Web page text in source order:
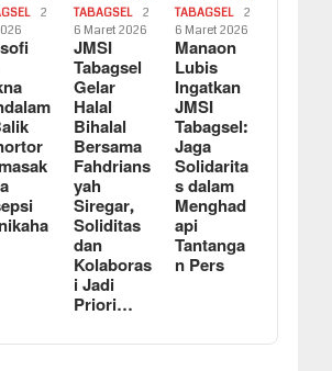
2
TABAGSEL
2
6 Maret 2026
JMSI
Tabagsel
Gelar
Halal
Bihalal
Bersama
Fahdrians
yah
Siregar,
Soliditas
dan
Kolaboras
i Jadi
Priori…
TABAGSEL
2
6 Maret 2026
Manaon
Lubis
Ingatkan
JMSI
Tabagsel:
Jaga
Solidarita
s dalam
Menghad
api
Tantanga
n Pers